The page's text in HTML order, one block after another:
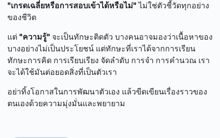
"เกรดเฉลี่ยหรือการสอบเข้าได้หรือไม่" ไม่ใช่ตัวชี้วัดทุกอย่าง
ของชีวิต
แต่ "ความรู้" จะเป็นทักษะติดตัว บางคนอาจมองว่าเนื้อหาของ
บางอย่างไม่เป็นประโยชน์ แต่ทักษะที่เราได้จากการเรียน
ทักษะการคิด การเรียบเรียง จัดลำดับ การจำ การคำนวณ เรา
จะได้ใช้มันต่อยอดสิ่งที่เป็นตัวเรา
อย่าทิ้งโอกาสในการพัฒนาตัวเอง แล้วขีดเขียนเรื่องราวของ
ตนเองด้วยความมุ่งมั่นและพยายาม